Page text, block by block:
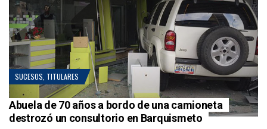
SUCESOS, TITULARES
Abuela de 70 años a bordo de una camioneta
destrozó un consultorio en Barquismeto